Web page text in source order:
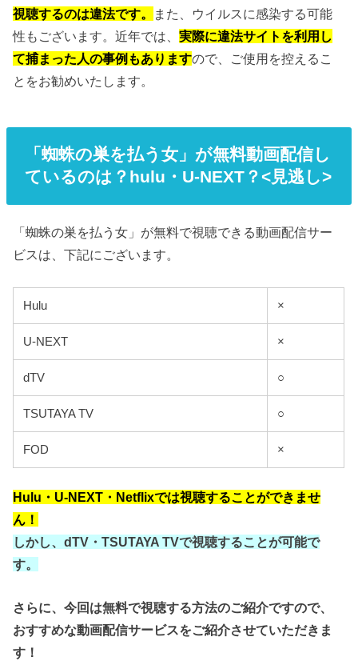
視聴するのは違法です。
また、ウイルスに感染する可能
性もございます。近年では、実際に違法サイトを利用し
て捕まった人の事例もありますので、ご使用を控えるこ
とをお勧めいたします。
「蜘蛛の巣を払う女」が無料動画配信し
ているのは？hulu・U-NEXT？<見逃し>
「蜘蛛の巣を払う女」が無料で視聴できる動画配信サー
ビスは、下記にございます。
Hulu ×
U-NEXT ×
dTV ○
TSUTAYA TV ○
FOD ×
Hulu・U-NEXT・Netflixでは視聴することができませ
ん！
しかし、dTV・TSUTAYA TVで視聴することが可能で
す。
さらに、今回は無料で視聴する方法のご紹介ですので、
おすすめな動画配信サービスをご紹介させていただきま
す！